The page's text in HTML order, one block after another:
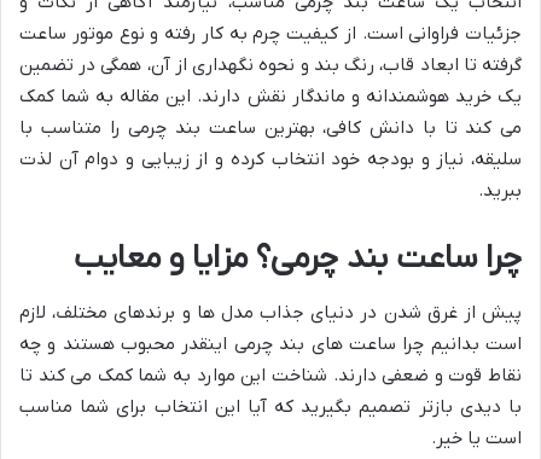
جزئیات فراوانی است. از کیفیت چرم به کار رفته و نوع موتور ساعت
گرفته تا ابعاد قاب، رنگ بند و نحوه نگهداری از آن، همگی در تضمین
یک خرید هوشمندانه و ماندگار نقش دارند. این مقاله به شما کمک
می کند تا با دانش کافی، بهترین ساعت بند چرمی را متناسب با
سلیقه، نیاز و بودجه خود انتخاب کرده و از زیبایی و دوام آن لذت
ببرید.
چرا ساعت بند چرمی؟ مزایا و معایب
پیش از غرق شدن در دنیای جذاب مدل ها و برندهای مختلف، لازم
است بدانیم چرا ساعت های بند چرمی اینقدر محبوب هستند و چه
نقاط قوت و ضعفی دارند. شناخت این موارد به شما کمک می کند تا
با دیدی بازتر تصمیم بگیرید که آیا این انتخاب برای شما مناسب
است یا خیر.